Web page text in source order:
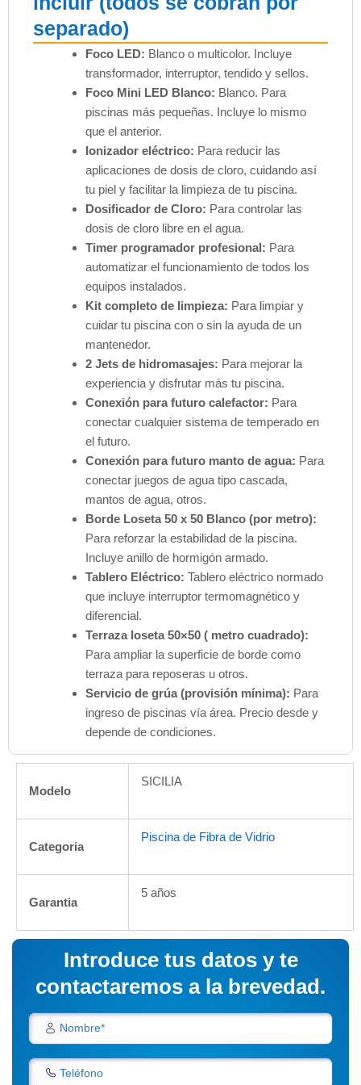
separado)
Foco LED: Blanco o multicolor. Incluye
transformador, interruptor, tendido y sellos.
Foco Mini LED Blanco: Blanco. Para
piscinas más pequeñas. Incluye lo mismo
que el anterior.
Ionizador eléctrico: Para reducir las
aplicaciones de dosis de cloro, cuidando así
tu piel y facilitar la limpieza de tu piscina.
Dosificador de Cloro: Para controlar las
dosis de cloro libre en el agua.
Timer programador profesional: Para
automatizar el funcionamiento de todos los
equipos instalados.
Kit completo de limpieza: Para limpiar y
cuidar tu piscina con o sin la ayuda de un
mantenedor.
2 Jets de hidromasajes: Para mejorar la
experiencia y disfrutar más tu piscina.
Conexión para futuro calefactor: Para
conectar cualquier sistema de temperado en
el futuro.
Conexión para futuro manto de agua: Para
conectar juegos de agua tipo cascada,
mantos de agua, otros.
Borde Loseta 50 x 50 Blanco (por metro):
Para reforzar la estabilidad de la piscina.
Incluye anillo de hormigón armado.
Tablero Eléctrico: Tablero eléctrico normado
que incluye interruptor termomagnético y
diferencial.
Terraza loseta 50×50 ( metro cuadrado):
Para ampliar la superficie de borde como
terraza para reposeras u otros.
Servicio de grúa (provisión mínima): Para
ingreso de piscinas vía área. Precio desde y
depende de condiciones.
Modelo
SICILIA
Categoria
Piscina de Fibra de Vidrio
Garantia
5 años
Introduce tus datos y te
contactaremos a la brevedad.
Nombre*
Teléfono